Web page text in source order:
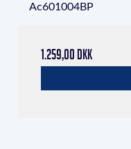
Ac601004BP
1.259,00 DKK